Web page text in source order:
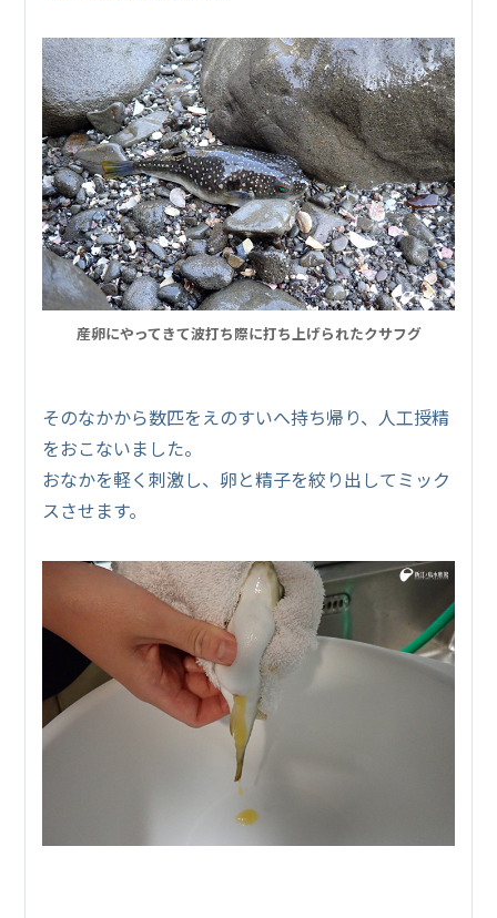
産卵にやってきて波打ち際に打ち上げられたクサフグ
そのなかから数匹をえのすいへ持ち帰り、人工授精
をおこないました。
おなかを軽く刺激し、卵と精子を絞り出してミック
スさせます。